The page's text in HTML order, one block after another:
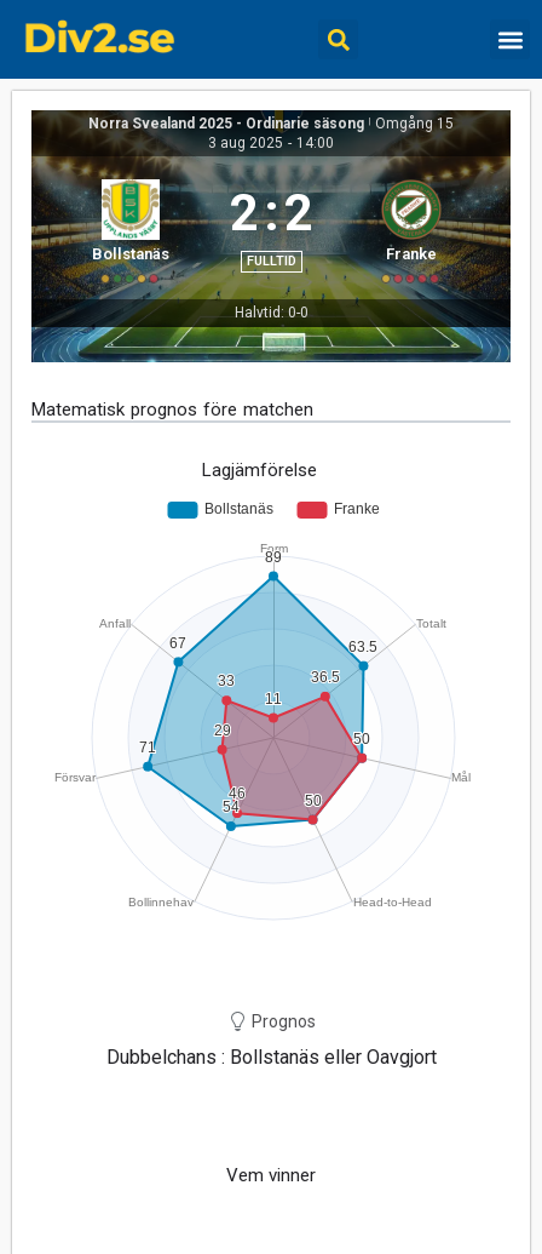
Norra Svealand 2025 - Ordinarie säsong | Omgång 15
3 aug 2025 - 14:00
Bollstanäs
2:2
FULLTID Franke
Halvtid: 0-0
Matematisk prognos före matchen
Lagjämförelse
Prognos
Dubbelchans : Bollstanäs eller Oavgjort
Vem vinner